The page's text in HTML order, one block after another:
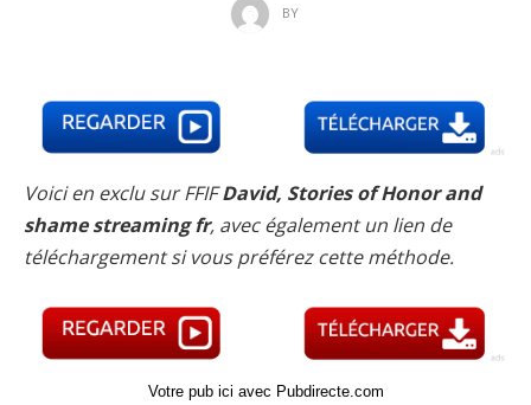
BY
Voici en exclu sur FFIFDavid, Stories of Honor and
shame streaming fr, avec également un lien de
téléchargement si vous préférez cette méthode.
Votre pub ici avec Pubdirecte.com